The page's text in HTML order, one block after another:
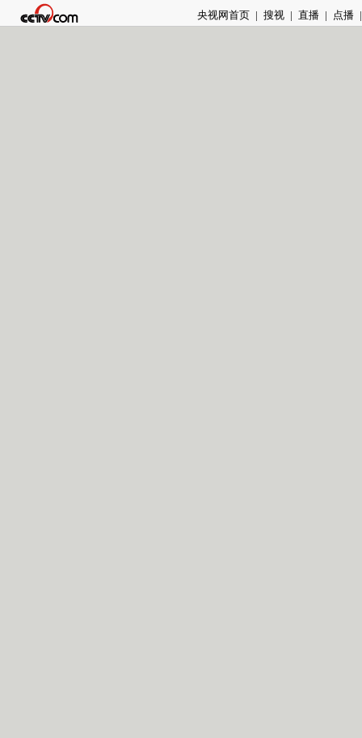
央视网首页 | 搜视 | 直播 | 点播 |